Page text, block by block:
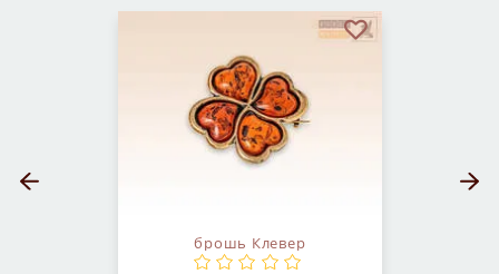
брошь Клевер
В избранное
Предыдущий слайд